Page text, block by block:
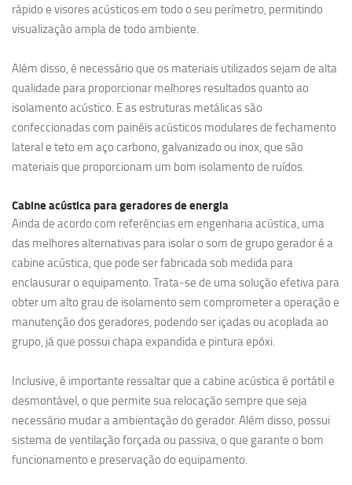
rápido e visores acústicos em todo o seu perímetro, permitindo
visualização ampla de todo ambiente.
Além disso, é necessário que os materiais utilizados sejam de alta
qualidade para proporcionar melhores resultados quanto ao
isolamento acústico. E as estruturas metálicas são
confeccionadas com painéis acústicos modulares de fechamento
lateral e teto em aço carbono, galvanizado ou inox, que são
materiais que proporcionam um bom isolamento de ruídos.
Cabine acústica para geradores de energia
Ainda de acordo com referências em engenharia acústica, uma
das melhores alternativas para isolar o som de grupo gerador é a
cabine acústica, que pode ser fabricada sob medida para
enclausurar o equipamento. Trata-se de uma solução efetiva para
obter um alto grau de isolamento sem comprometer a operação e
manutenção dos geradores, podendo ser içadas ou acoplada ao
grupo, já que possui chapa expandida e pintura epóxi.
Inclusive, é importante ressaltar que a cabine acústica é portátil e
desmontável, o que permite sua relocação sempre que seja
necessário mudar a ambientação do gerador. Além disso, possui
sistema de ventilação forçada ou passiva, o que garante o bom
funcionamento e preservação do equipamento.